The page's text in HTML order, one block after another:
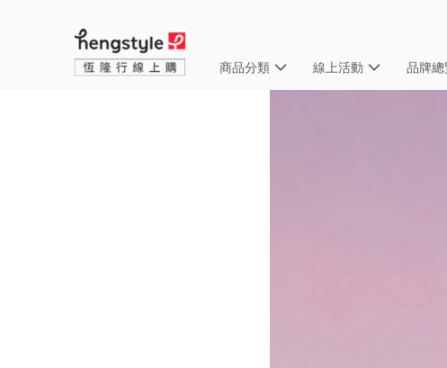
商品分類 線上活動 品牌總